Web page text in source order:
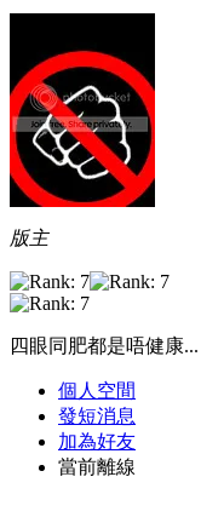
版主
四眼同肥都是唔健康...
個人空間
發短消息
加為好友
當前離線